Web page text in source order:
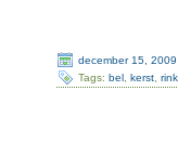
december 15, 2009
Tags: bel, kerst,